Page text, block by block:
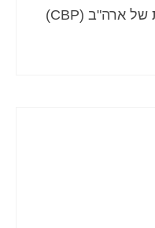
סוכנות המכס והגנת הגבולות של ארה"ב (CBP)